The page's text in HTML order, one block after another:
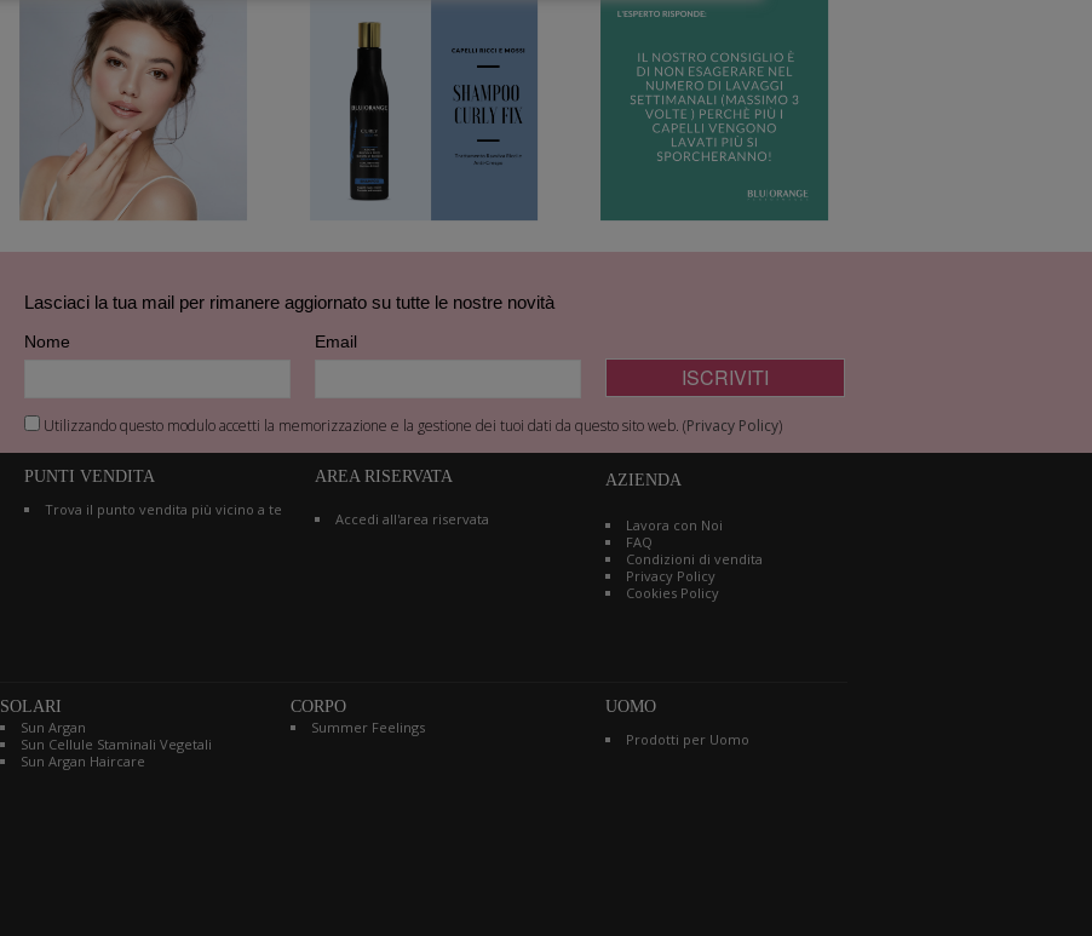
Lasciaci la tua mail per rimanere aggiornato su tutte le nostre novità
Nome Email
Utilizzando questo modulo accetti la memorizzazione e la gestione dei tuoi dati da questo sito web. (Privacy Policy)
PUNTI VENDITA
Trova il punto vendita più vicino a te
AREA RISERVATA
Accedi all'area riservata
AZIENDA
Lavora con Noi
FAQ
Condizioni di vendita
Privacy Policy
Cookies Policy
SOLARI
Sun Argan
Sun Cellule Staminali Vegetali
Sun Argan Haircare
CORPO
Summer Feelings
UOMO
Prodotti per Uomo